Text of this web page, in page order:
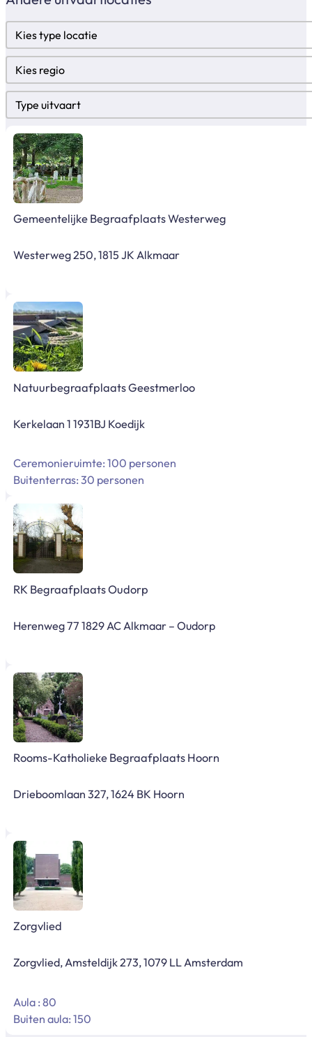
Locatietypes
Select content
Regio
Select content
Type uitvaart
Select content
Gemeentelijke Begraafplaats Westerweg
Westerweg 250, 1815 JK Alkmaar
Natuurbegraafplaats Geestmerloo
Kerkelaan 1 1931BJ Koedijk
Ceremonieruimte: 100 personen
Buitenterras: 30 personen
RK Begraafplaats Oudorp
Herenweg 77 1829 AC Alkmaar – Oudorp
Rooms-Katholieke Begraafplaats Hoorn
Drieboomlaan 327, 1624 BK Hoorn
Zorgvlied
Zorgvlied, Amsteldijk 273, 1079 LL Amsterdam
Aula : 80
Buiten aula: 150